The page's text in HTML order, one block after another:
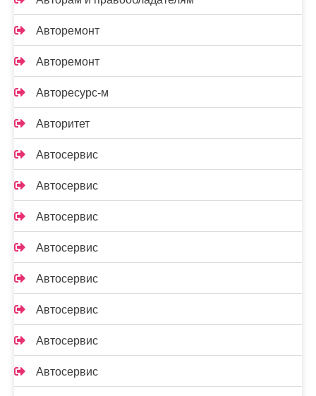
Авторемонт
Авторемонт
Авторесурс-м
Авторитет
Автосервис
Автосервис
Автосервис
Автосервис
Автосервис
Автосервис
Автосервис
Автосервис